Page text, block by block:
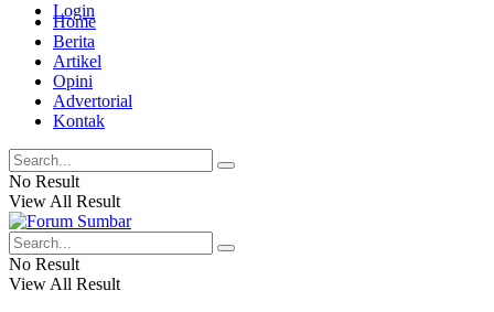
Login
Home
Berita
Artikel
Opini
Advertorial
Kontak
No Result
View All Result
No Result
View All Result